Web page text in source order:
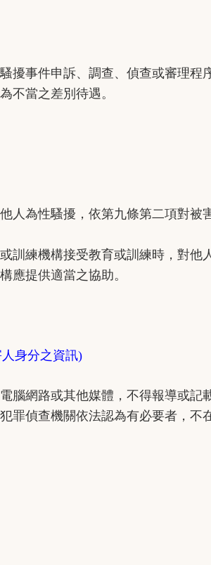
事件申訴、調查、偵查或審理程
不當之差別待遇。
為性騷擾，依第九條第二項對被
練機構接受教育或訓練時，對他
應提供適當之協助。
人身分之資訊)
網路或其他媒體，不得報導或記
罪偵查機關依法認為有必要者，不